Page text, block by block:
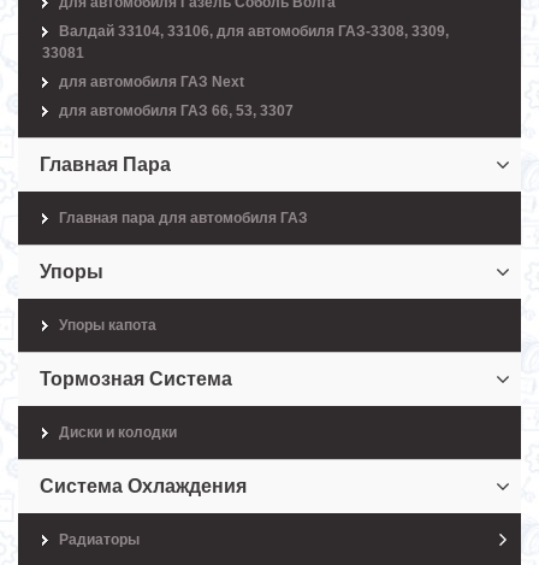
Валдай 33104, 33106, для автомобиля ГАЗ-3308, 3309,
33081
для автомобиля ГАЗ Next
для автомобиля ГАЗ 66, 53, 3307
Главная Пара
Главная пара для автомобиля ГАЗ
Упоры
Упоры капота
Тормозная Система
Диски и колодки
Система Охлаждения
Радиаторы